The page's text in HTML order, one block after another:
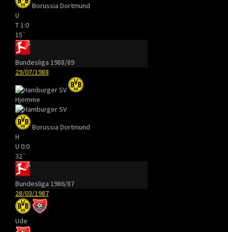
Borussia Dortmund
U
T 1:0
15`
Bundesliga 1988/89
29/07/1988
Hjemme
Borussia Dortmund
H
U 0:0
32`
Bundesliga 1986/87
28/03/1987
Ude